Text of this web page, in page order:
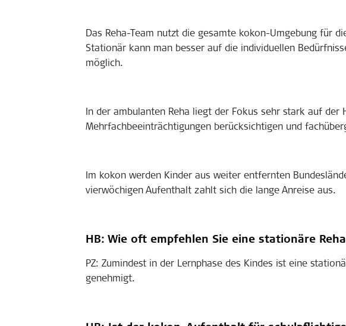
Das Reha-Team nutzt die gesamte kokon-Umgebung für
Stationär kann man besser auf die individuellen
möglich.
In der ambulanten Reha liegt der Fokus sehr stark auf
Mehrfachbeeinträchtigungen berücksichtigen und
Im kokon werden Kinder aus weiter entfernten
vierwöchigen Aufenthalt zahlt sich die lange Anreise aus.
HB: Wie oft empfehlen Sie eine stationäre
PZ: Zumindest in der Lernphase des Kindes ist eine
genehmigt.